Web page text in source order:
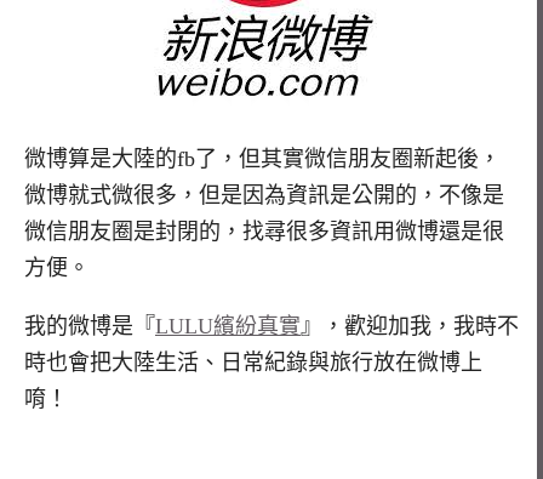
微博算是大陸的fb了，但其實微信朋友圈新起後，
微博就式微很多，但是因為資訊是公開的，不像是
微信朋友圈是封閉的，找尋很多資訊用微博還是很
方便。
我的微博是『 LULU繽紛真實』，歡迎加我，我時不
時也會把大陸生活、日常紀錄與旅行放在微博上
唷！